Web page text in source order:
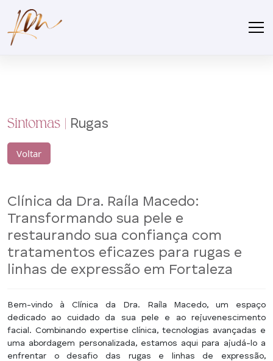
Sintomas | Rugas
Voltar
Clínica da Dra. Raíla Macedo:
Transformando sua pele e
restaurando sua confiança com
tratamentos eficazes para rugas e
linhas de expressão em Fortaleza
Bem-vindo à Clínica da Dra. Raíla Macedo, um espaço
dedicado ao cuidado da sua pele e ao rejuvenescimento
facial. Combinando expertise clínica, tecnologias avançadas e
uma abordagem personalizada, estamos aqui para ajudá-lo a
enfrentar o desafio das rugas e linhas de expressão,